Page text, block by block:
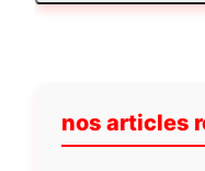
nos articles